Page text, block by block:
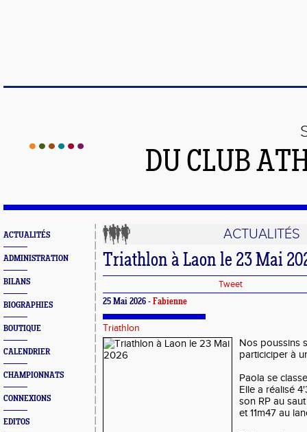
DU CLUB
ACTUALITÉS
ADMINISTRATION
BILANS
BIOGRAPHIES
BOUTIQUE
CALENDRIER
CHAMPIONNATS
CONNEXIONS
EDITOS
ACTUALITÉS
Triathlon à Laon le 23 Mai
Tweet
25 Mai 2026 - Fabienne
Triathlon
Nos poussins
particiciper à
Paola se
Elle a réalisé
son RP au
et 11m47 au